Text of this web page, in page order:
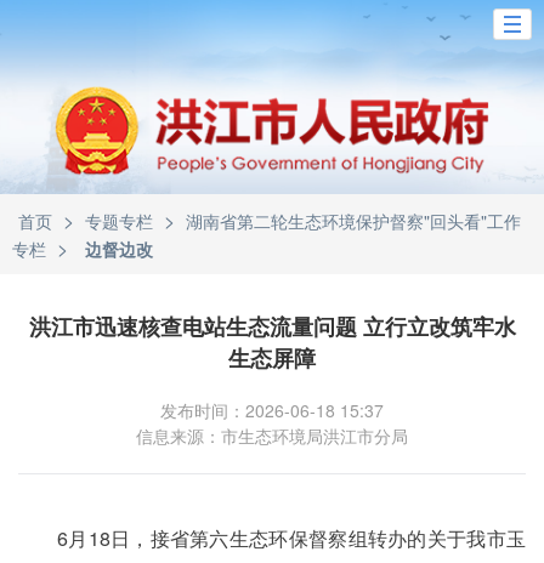
首页 > 专题专栏 > 湖南省第二轮生态环境保护督察"回头看"工作
专栏 > 边督边改
洪江市迅速核查电站生态流量问题 立行立改筑牢水
生态屏障
发布时间：2026-06-18 15:37
信息来源：市生态环境局洪江市分局
6月18日，接省第六生态环保督察组转办的关于我市玉